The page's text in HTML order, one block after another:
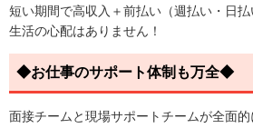
短い期間で高収入＋前払い（週払い・日
生活の心配はありません！
◆お仕事のサポート体制も万全◆
面接チームと現場サポートチームが全面